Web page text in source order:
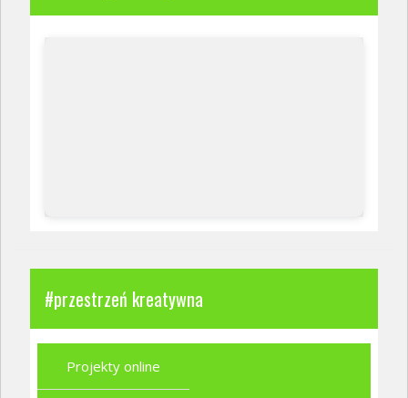
#przestrzeń kreatywna
Projekty online